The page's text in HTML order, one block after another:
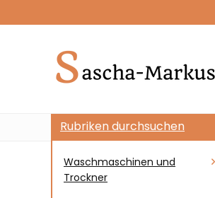
Rubriken durchsuchen
Waschmaschinen und
Trockner